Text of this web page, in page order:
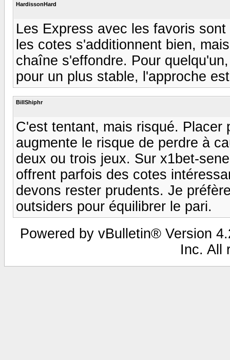
HardissonHard
Les Express avec les favoris
les cotes s'additionnent bien,
chaîne s'effondre. Pour
pour un plus stable, l'approche
BillShiphr
C'est tentant, mais risqué.
augmente le risque de perdre à
deux ou trois jeux. Sur x1bet-
offrent parfois des cotes
devons rester prudents. Je
outsiders pour équilibrer le pari.
Powered by vBulletin® Version
Inc. All